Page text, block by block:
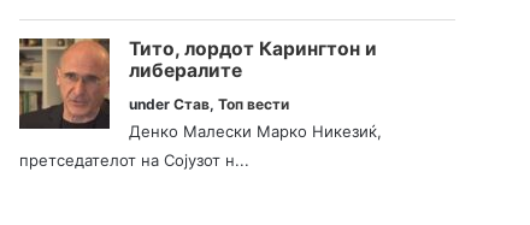
Тито, лордот Карингтон и
либералите
underСтав,Топ вести
Денко Малески Марко Никезиќ,
претседателот на Сојузот н...